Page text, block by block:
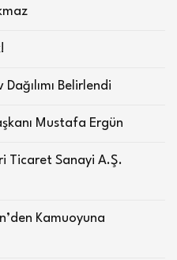
Belirlendi
Mustafa Ergün
Ticaret Sanayi A.Ş.
Kamuoyuna